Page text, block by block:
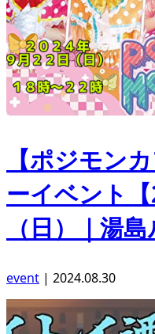
【ポジモン
ーイベント
（日）｜湯
event | 2024.08.30